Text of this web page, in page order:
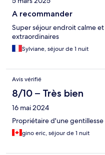
A recommander
Super séjour endroit calme
extraordinaires
Sylviane, séjour de 1 nuit
Avis vérifié
8/10 – Très bien
16 mai 2024
Propriétaire d'une
gino eric, séjour de 1 nuit